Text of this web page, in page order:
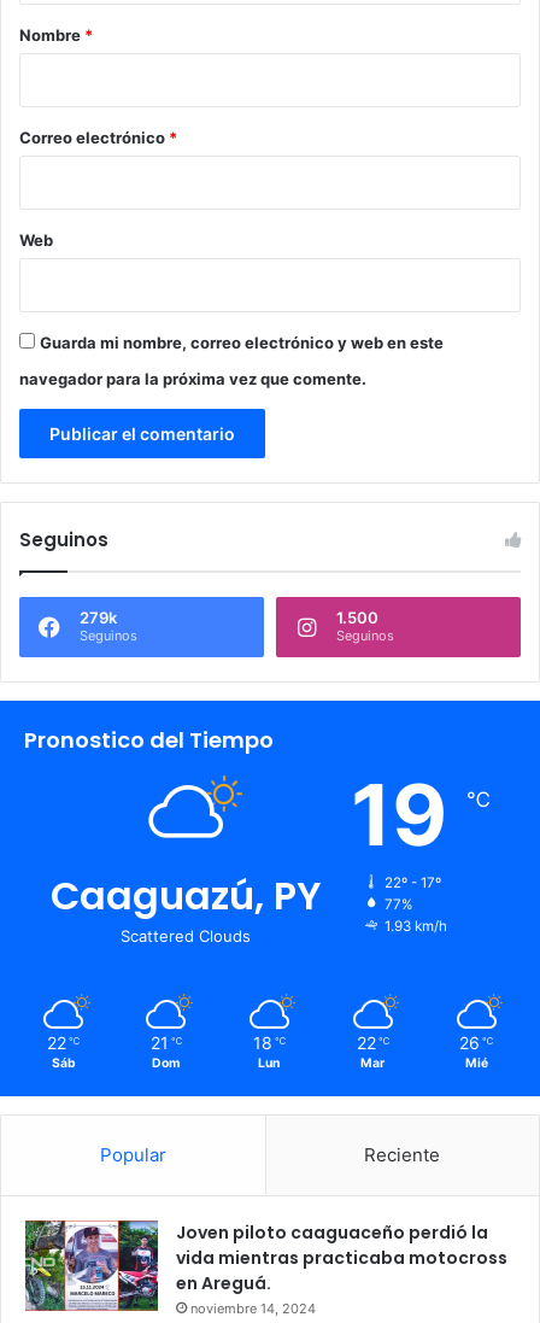
r
*
Nombre *
Correo electrónico *
Web
Guarda mi nombre, correo electrónico y web en este
navegador para la próxima vez que comente.
Seguinos
279k
Seguinos
1.500
Seguinos
Pronostico del Tiempo
Caaguazú, PY
Scattered Clouds
19 ℃
22º - 17º
77%
1.93 km/h
22 ℃
Sáb
21 ℃
Dom
18 ℃
Lun
22 ℃
Mar
26 ℃
Mié
Popular Reciente
Joven piloto caaguaceño perdió la
vida mientras practicaba motocross
en Areguá.
noviembre 14, 2024